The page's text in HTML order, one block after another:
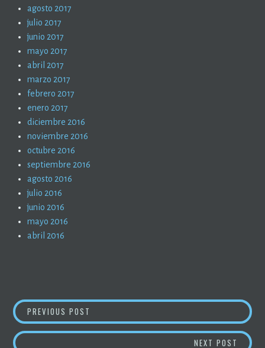
agosto 2017
julio 2017
junio 2017
mayo 2017
abril 2017
marzo 2017
febrero 2017
enero 2017
diciembre 2016
noviembre 2016
octubre 2016
septiembre 2016
agosto 2016
julio 2016
junio 2016
mayo 2016
abril 2016
NAVEGACIÓN
DE
PREVIOUS POST
NEXT POST LA